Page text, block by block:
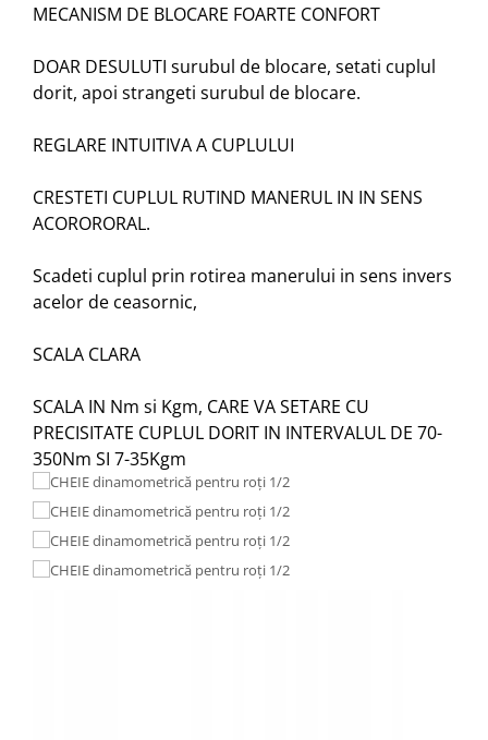
MECANISM DE BLOCARE FOARTE CONFORT
DOAR DESULUTI surubul de blocare, setati cuplul
dorit, apoi strangeti surubul de blocare.
REGLARE INTUITIVA A CUPLULUI
CRESTETI CUPLUL RUTIND MANERUL IN IN SENS
ACORORORAL.
Scadeti cuplul prin rotirea manerului in sens invers
acelor de ceasornic,
SCALA CLARA
SCALA IN Nm si Kgm, CARE VA SETARE CU
PRECISITATE CUPLUL DORIT IN INTERVALUL DE 70-
350Nm SI 7-35Kgm